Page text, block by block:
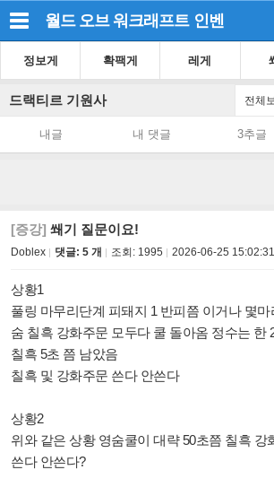
월드 오브 워크래프트 인벤
정보게 확팩게 레게
드랙티르 기원사 전체
내글 내 댓글 3추글
[증강] 쐐기 질문이요!
Doblex 댓글: 5 개 조회: 1995 2026-06-25 15:02:31
상황1
풀링 마무리단계 피돼지 1 반피쯤 이거나 몇마
숨 칠흑 강화주문 모두다 쿨 돌아옴 정수는 한
칠흑 5초 쯤 남았음
칠흑 및 강화주문 쓴다 안쓴다
상황2
위와 같은 상황 영숨쿨이 대략 50초쯤 칠흑 강
쓴다 안쓴다?